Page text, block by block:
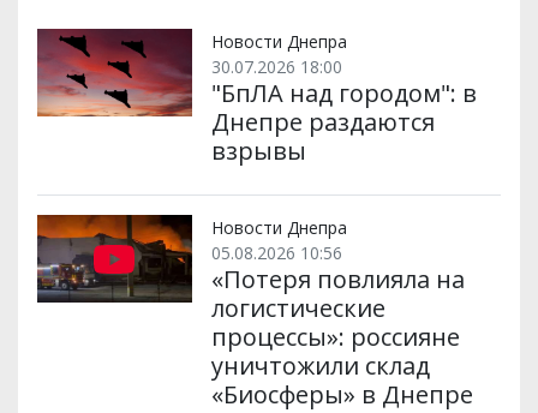
Новости Днепра
30.07.2026 18:00
"БпЛА над городом": в
Днепре раздаются
взрывы
Новости Днепра
05.08.2026 10:56
«Потеря повлияла на
логистические
процессы»: россияне
уничтожили склад
«Биосферы» в Днепре